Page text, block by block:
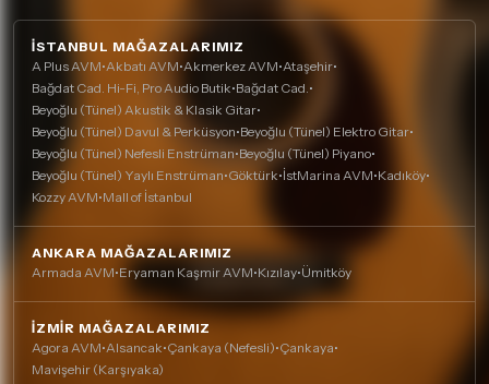
İSTANBUL MAĞAZALARIMIZ
A Plus AVM•Akbatı AVM•Akmerkez AVM•Ataşehir•
Bağdat Cad. Hi-Fi, Pro Audio Butik•Bağdat Cad.•
Beyoğlu (Tünel) Akustik & Klasik Gitar•
Beyoğlu (Tünel) Davul & Perküsyon•Beyoğlu (Tünel) Elektro Gitar•
Beyoğlu (Tünel) Nefesli Enstrüman•Beyoğlu (Tünel) Piyano•
Beyoğlu (Tünel) Yaylı Enstrüman•Göktürk•İstMarina AVM•Kadıköy•
Kozzy AVM•Mall of İstanbul
ANKARA MAĞAZALARIMIZ
Armada AVM•Eryaman Kaşmir AVM•Kızılay•Ümitköy
İZMIR MAĞAZALARIMIZ
Agora AVM•Alsancak•Çankaya (Nefesli)•Çankaya•
Mavişehir (Karşıyaka)